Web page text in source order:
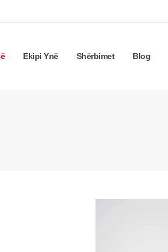
Ekipi Ynë Shërbimet Blog